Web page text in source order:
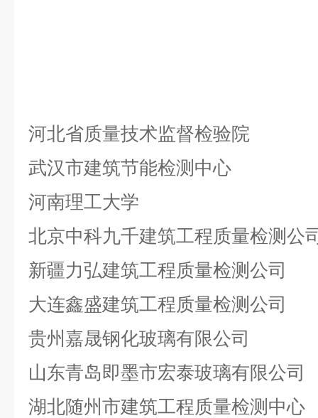
河北省质量技术监督检验院
武汉市建筑节能检测中心
河南理工大学
北京中科九千建筑工程质量检测公
新疆力弘建筑工程质量检测公司
大连鑫盛建筑工程质量检测公司
贵州嘉晟钢化玻璃有限公司
山东青岛即墨市宏泰玻璃有限公司
湖北随州市建筑工程质量检测中心